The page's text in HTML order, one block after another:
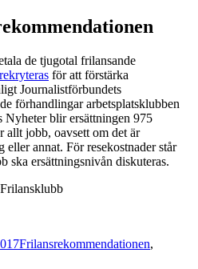
de tjugotal frilansande
för att förstärka
Journalistförbundets
förhandlingar arbetsplatsklubben
blir ersättningen 975
allt jobb, oavsett om det är
annat. För resekostnader står
ersättningsnivån diskuteras.
Frilansrekommendationen,